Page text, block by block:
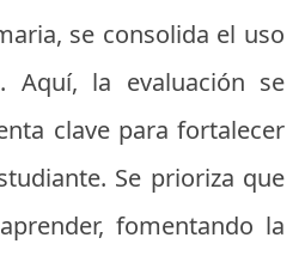
se consolida el uso
Aquí, la evaluación se
clave para fortalecer
Se prioriza que
fomentando la